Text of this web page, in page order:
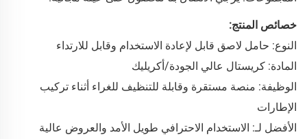
خصائص المنتج:
النوع: حامل لاصق قابل لإعادة الاستخدام وقابل للارتداء
المادة: كريستال عالي الجودة/أكريليك
الوظيفة: منصة مستقرة وقابلة للتنظيف للغراء أثناء تركيب
الإطارات
الأفضل لـ: الاستخدام الاحترافي طويل الأمد والعروض عالية